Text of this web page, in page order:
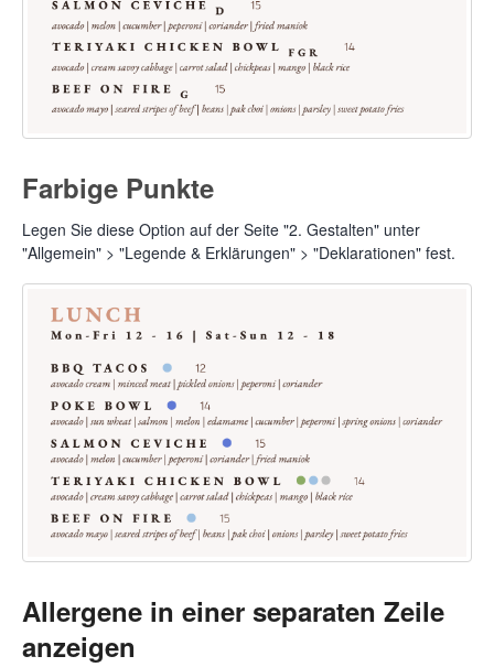
Farbige Punkte
Legen Sie diese Option auf der Seite "2. Gestalten" unter
"Allgemein" > "Legende & Erklärungen" > "Deklarationen" fest.
Allergene in einer separaten Zeile
anzeigen